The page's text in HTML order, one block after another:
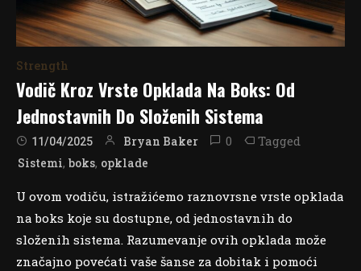
Strength
Vodič Kroz Vrste Opklada Na Boks: Od
Jednostavnih Do Složenih Sistema
11/04/2025 Bryan Baker 0 Tagged
Sistemi, boks, opklade
U ovom vodiču, istražićemo raznovrsne vrste opklada
na boks koje su dostupne, od jednostavnih do
složenih sistema. Razumevanje ovih opklada može
značajno povećati vaše šanse za dobitak i pomoći